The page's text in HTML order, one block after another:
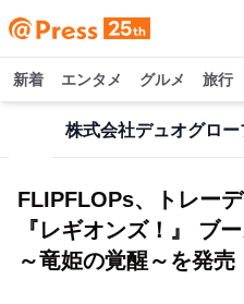
新着 エンタメ グルメ 旅行
株式会社デュオグロー
FLIPFLOPs、トレー
『レギオンズ！』 ブ
～竜姫の覚醒～を発売